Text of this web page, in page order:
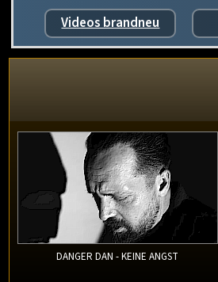
Videos brandneu
DANGER DAN - KEINE ANGST